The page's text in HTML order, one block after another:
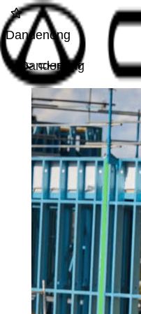
Dandenong
Dandenong